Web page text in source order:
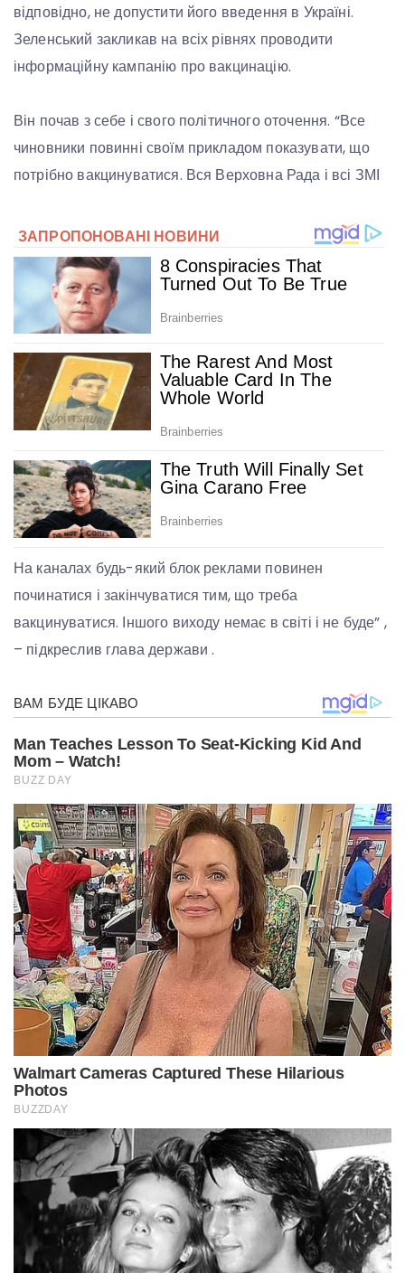
відповідно, не допустити його введення в Україні.
Зеленський закликав на всіх рівнях проводити
інформаційну кампанію про вакцинацію.
Він почав з себе і свого політичного оточення. “Все
чиновники повинні своїм прикладом показувати, що
потрібно вакцинуватися. Вся Верховна Рада і всі ЗМІ
На каналах будь-який блок реклами повинен
починатися і закінчуватися тим, що треба
вакцинуватися. Іншого виходу немає в світі і не буде” ,
– підкреслив глава держави .